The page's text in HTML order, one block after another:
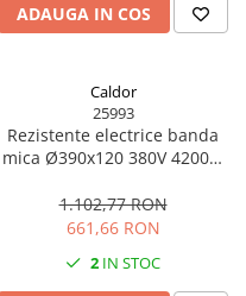
ADAUGA IN COS
Caldor
25993
Rezistente electrice banda
mica Ø390x120 380V 4200W
1.102,77 RON
661,66 RON
2 IN STOC